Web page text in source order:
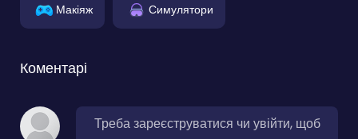
Макіяж Симулятори
Коментарі
Треба зареєструватися чи увійти, щоб